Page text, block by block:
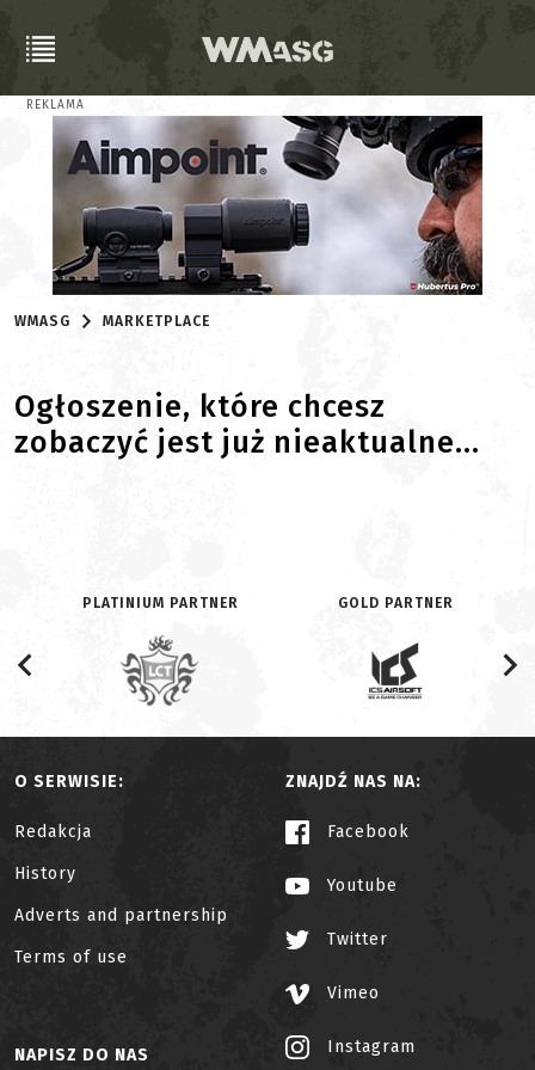
REKLAMA
WMASG MARKETPLACE
Ogłoszenie, które chcesz
zobaczyć jest już nieaktualne...
PLATINIUM PARTNER GOLD PARTNER
O SERWISIE:
Redakcja
History
Adverts and partnership
Terms of use
ZNAJDŹ NAS NA:
Facebook
Youtube
Twitter
Vimeo
Instagram
NAPISZ DO NAS